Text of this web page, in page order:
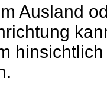
Ausland